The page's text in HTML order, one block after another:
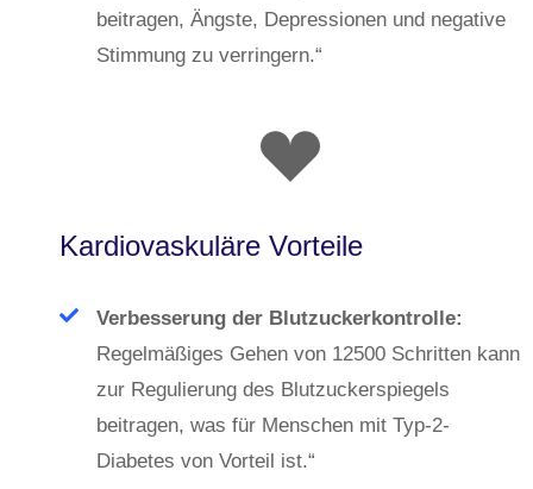
beitragen, Ängste, Depressionen und negative
Stimmung zu verringern.“
Kardiovaskuläre Vorteile
Verbesserung der Blutzuckerkontrolle:
Regelmäßiges Gehen von 12500 Schritten kann
zur Regulierung des Blutzuckerspiegels
beitragen, was für Menschen mit Typ-2-
Diabetes von Vorteil ist.“